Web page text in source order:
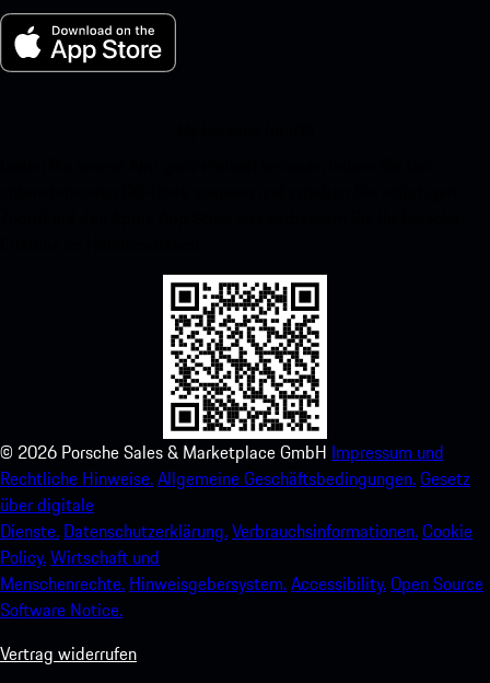
© 2026 Porsche Sales & Marketplace GmbH Impressum und
Rechtliche Hinweise.Allgemeine Geschäftsbedingungen.Gesetz
über digitale
Dienste. Datenschutzerklärung.Verbrauchsinformationen.Cookie
Policy.Wirtschaft und
Menschenrechte. Hinweisgebersystem.Accessibility.Open Source
Software Notice.
Vertrag widerrufen